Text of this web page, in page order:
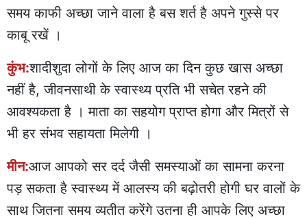
समय काफी अच्छा जाने वाला है बस शर्त है अपने गुस्से पर
काबू रखें ।
कुंभ:शादीशुदा लोगों के लिए आज का दिन कुछ खास अच्छा
नहीं है, जीवनसाथी के स्वास्थ्य प्रति भी सचेत रहने की
आवश्यकता है । माता का सहयोग प्राप्त होगा और मित्रों से
भी हर संभव सहायता मिलेगी ।
मीन:आज आपको सर दर्द जैसी समस्याओं का सामना करना
पड़ सकता है स्वास्थ्य में आलस्य की बढ़ोतरी होगी घर वालों के
साथ जितना समय व्यतीत करेंगे उतना ही आपके लिए अच्छा